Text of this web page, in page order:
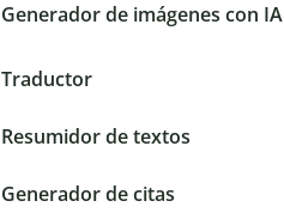
Generador de imágenes con IA
Traductor
Resumidor de textos
Generador de citas